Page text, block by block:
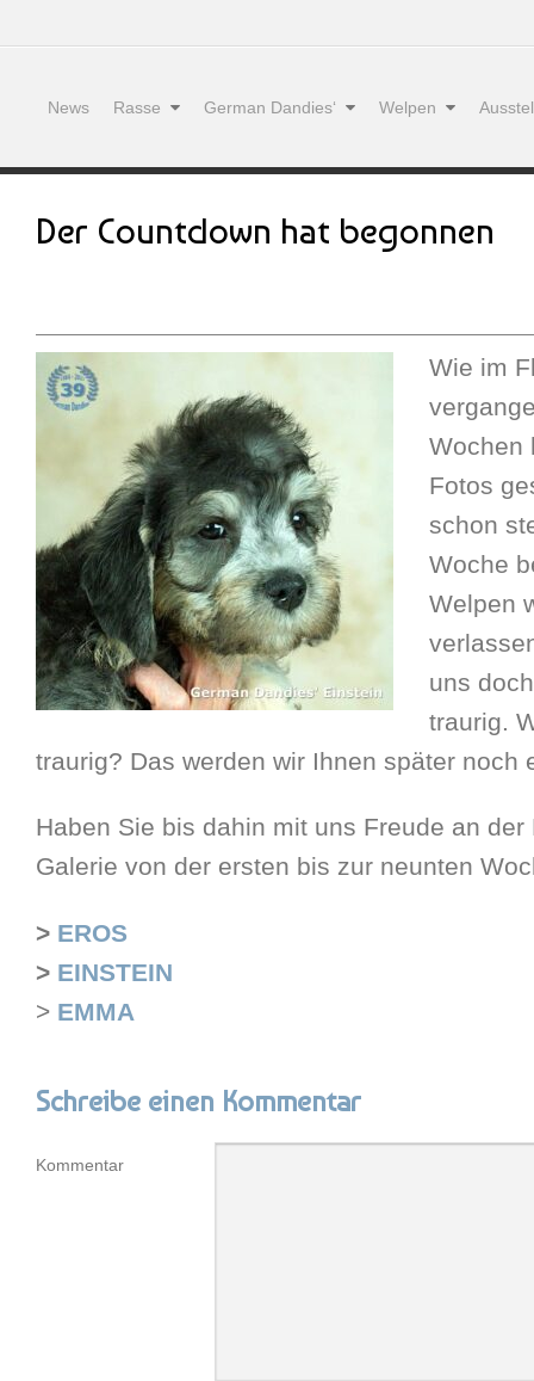
News Rasse German Dandies‘ Welpen
Der Countdown hat begonnen
Wie im
Wochen
Fotos
schon
Woche
Welpen
uns
traurig.
traurig? Das werden wir Ihnen später noch
Haben Sie bis dahin mit uns Freude an der
Galerie von der ersten bis zur neunten
> EROS
> EINSTEIN
> EMMA
Schreibe einen Kommentar
Kommentar